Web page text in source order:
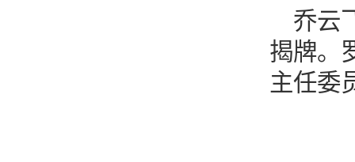
乔云
揭牌。
主任委